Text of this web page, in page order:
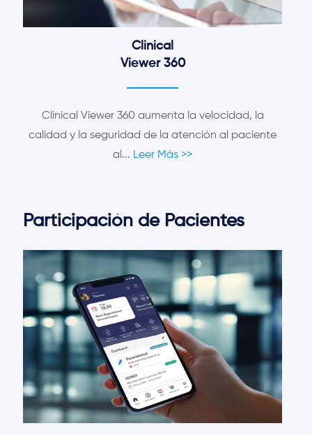
Clinical
Viewer 360
Clinical Viewer 360 aumenta la velocidad, la
calidad y la seguridad de la atención al paciente
al... Leer Más >>
Participación de Pacientes